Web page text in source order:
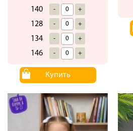
140 - +
128 - +
134 - +
146 - +
Купить